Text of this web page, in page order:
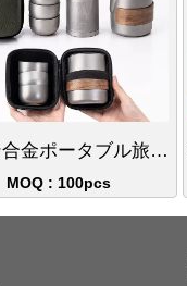
チタン合金ポータブル旅行茶器セット | 二重断熱キャンプ茶器
MOQ : 100pcs